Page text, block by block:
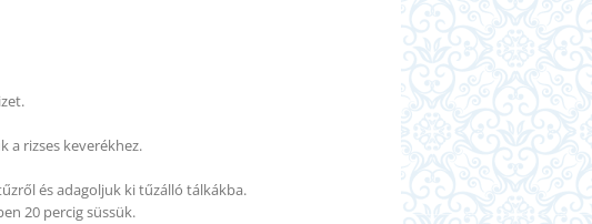
a rizses keverékhez.
és adagoljuk ki tűzálló tálkákba.
20 percig süssük.